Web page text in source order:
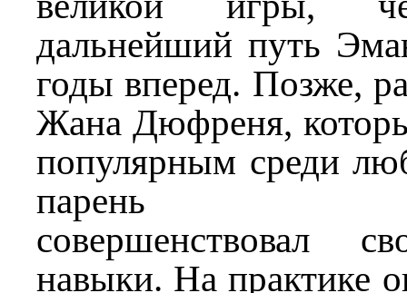
дальнейший путь
годы вперед. Позже,
Жана Дюфреня,
популярным среди
парень
совершенствовал
навыки. На практике